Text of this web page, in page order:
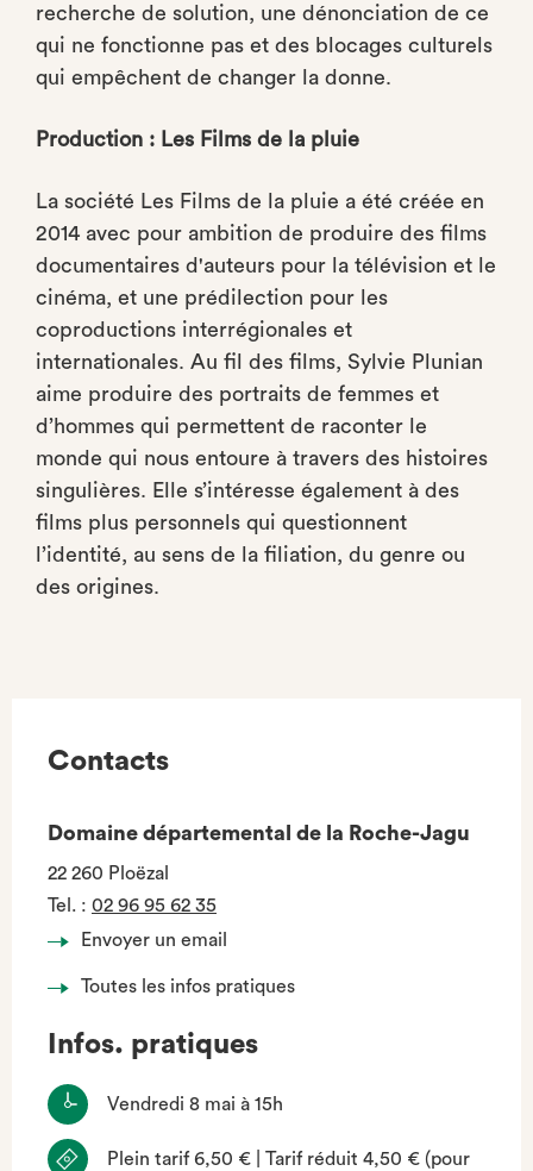
recherche de solution, une dénonciation de ce
qui ne fonctionne pas et des blocages culturels
qui empêchent de changer la donne.
Production : Les Films de la pluie
La société Les Films de la pluie a été créée en
2014 avec pour ambition de produire des films
documentaires d'auteurs pour la télévision et le
cinéma, et une prédilection pour les
coproductions interrégionales et
internationales. Au fil des films, Sylvie Plunian
aime produire des portraits de femmes et
d’hommes qui permettent de raconter le
monde qui nous entoure à travers des histoires
singulières. Elle s’intéresse également à des
films plus personnels qui questionnent
l’identité, au sens de la filiation, du genre ou
des origines.
Contacts
Domaine départemental de la Roche-Jagu
22 260 Ploëzal
Tel. : 02 96 95 62 35
Envoyer un email
Toutes les infos pratiques
Infos. pratiques
Vendredi 8 mai à 15h
Plein tarif 6,50 € | Tarif réduit 4,50 € (pour